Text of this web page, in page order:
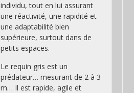
individu, tout en lui assurant
une réactivité, une rapidité et
une adaptabilité bien
supérieure, surtout dans de
petits espaces.
Le requin gris est un
prédateur… mesurant de 2 à 3
m… Il est rapide, agile et